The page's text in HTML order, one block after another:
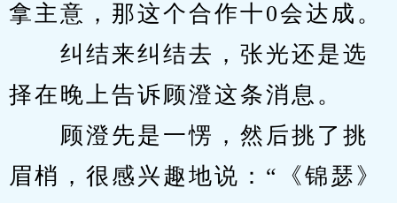
拿主意，那这个合作十0会达成。
纠结来纠结去，张光还是选
择在晚上告诉顾澄这条消息。
顾澄先是一愣，然后挑了挑
眉梢，很感兴趣地说：“《锦瑟》